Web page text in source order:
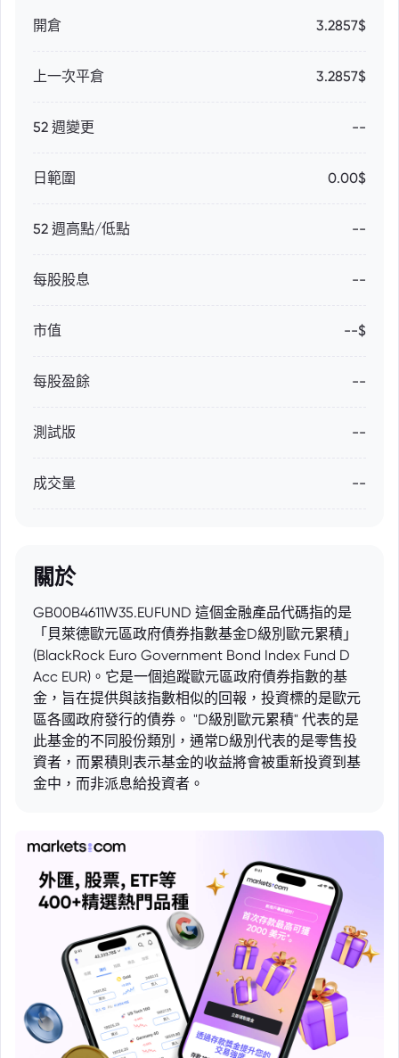
開倉 3.2857$
上一次平倉 3.2857$
52 週變更 --
日範圍 0.00$
52 週高點/低點 --
每股股息 --
市值 --$
每股盈餘 --
測試版 --
成交量 --
關於
GB00B4611W35.EUFUND 這個金融產品代碼指的是
「貝萊德歐元區政府債券指數基金D級別歐元累積」
(BlackRock Euro Government Bond Index Fund D
Acc EUR)。它是一個追蹤歐元區政府債券指數的基
金，旨在提供與該指數相似的回報，投資標的是歐元
區各國政府發行的債券。 "D級別歐元累積" 代表的是
此基金的不同股份類別，通常D級別代表的是零售投
資者，而累積則表示基金的收益將會被重新投資到基
金中，而非派息給投資者。